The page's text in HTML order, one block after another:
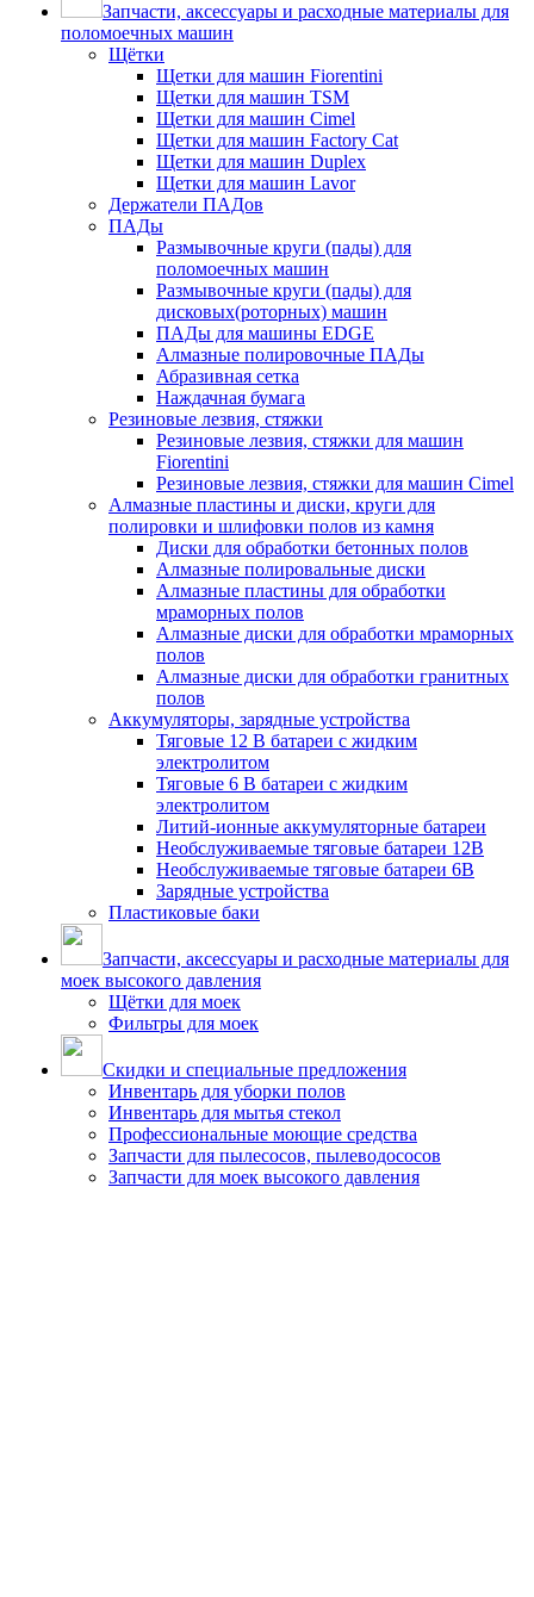
Запчасти, аксессуары и расходные материалы для
поломоечных машин
Щётки
Щетки для машин Fiorentini
Щетки для машин TSM
Щетки для машин Cimel
Щетки для машин Factory Cat
Щетки для машин Duplex
Щетки для машин Lavor
Держатели ПАДов
ПАДы
Размывочные круги (пады) для
поломоечных машин
Размывочные круги (пады) для
дисковых(роторных) машин
ПАДы для машины EDGE
Алмазные полировочные ПАДы
Абразивная сетка
Наждачная бумага
Резиновые лезвия, стяжки
Резиновые лезвия, стяжки для машин
Fiorentini
Резиновые лезвия, стяжки для машин Cimel
Алмазные пластины и диски, круги для
полировки и шлифовки полов из камня
Диски для обработки бетонных полов
Алмазные полировальные диски
Алмазные пластины для обработки
мраморных полов
Алмазные диски для обработки мраморных
полов
Алмазные диски для обработки гранитных
полов
Аккумуляторы, зарядные устройства
Тяговые 12 В батареи с жидким
электролитом
Тяговые 6 В батареи с жидким
электролитом
Литий-ионные аккумуляторные батареи
Необслуживаемые тяговые батареи 12В
Необслуживаемые тяговые батареи 6В
Зарядные устройства
Пластиковые баки
Запчасти, аксессуары и расходные материалы для
моек высокого давления
Щётки для моек
Фильтры для моек
Скидки и специальные предложения
Инвентарь для уборки полов
Инвентарь для мытья стекол
Профессиональные моющие средства
Запчасти для пылесосов, пылеводососов
Запчасти для моек высокого давления